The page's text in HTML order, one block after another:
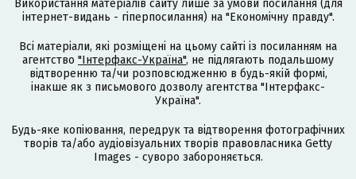
Використання матеріалів сайту лише за умови посилання (для
інтернет-видань - гіперпосилання) на "Економічну правду".
Всі матеріали, які розміщені на цьому сайті із посиланням на
агентство "Інтерфакс-Україна", не підлягають подальшому
відтворенню та/чи розповсюдженню в будь-якій формі,
інакше як з письмового дозволу агентства "Інтерфакс-
Україна".
Будь-яке копіювання, передрук та відтворення фотографічних
творів та/або аудіовізуальних творів правовласника Getty
Images - суворо забороняється.